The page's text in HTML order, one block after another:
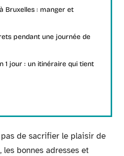
Bruxelles : manger et
pendant une journée de
1 jour : un itinéraire qui tient
de sacrifier le plaisir de
bonnes adresses et